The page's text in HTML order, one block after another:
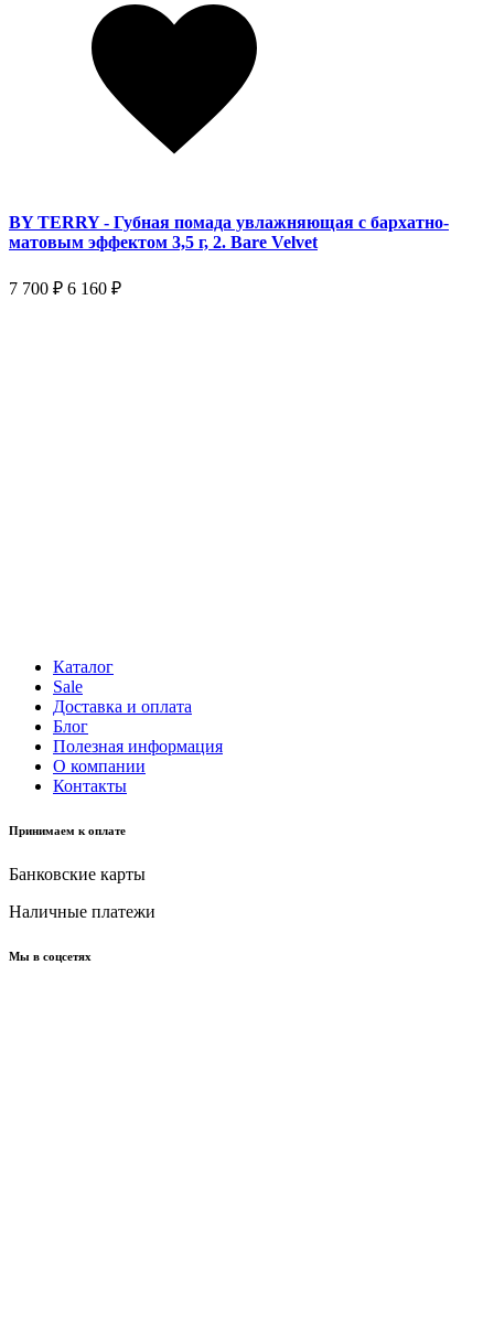
BY TERRY - Губная помада увлажняющая с бархатно-
матовым эффектом 3,5 г, 2. Bare Velvet
7 700 ₽ 6 160 ₽
Каталог
Sale
Доставка и оплата
Блог
Полезная информация
О компании
Контакты
Принимаем к оплате
Банковские карты
Наличные платежи
Мы в соцсетях